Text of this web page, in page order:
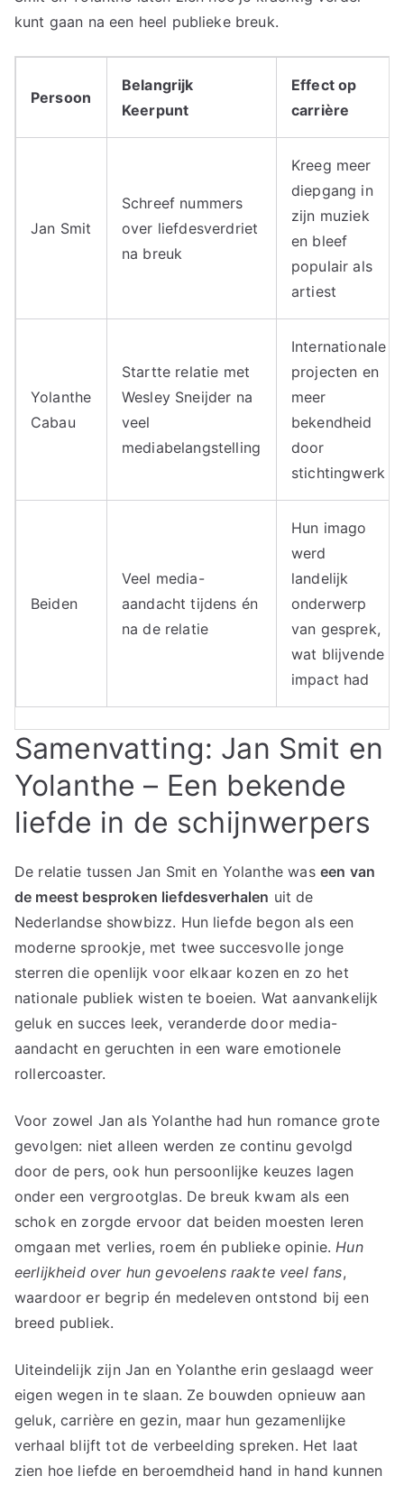
kunt gaan na een heel publieke breuk.
Persoon
Belangrijk
Keerpunt
Effect op
carrière
Jan Smit
Schreef nummers
over liefdesverdriet
na breuk
Kreeg meer
diepgang in
zijn muziek
en bleef
populair als
artiest
Yolanthe
Cabau
Startte relatie met
Wesley Sneijder na
veel
mediabelangstelling
Internationale
projecten en
meer
bekendheid
door
stichtingwerk
Beiden
Veel media-
aandacht tijdens én
na de relatie
Hun imago
werd
landelijk
onderwerp
van gesprek,
wat blijvende
impact had
Samenvatting: Jan Smit en
Yolanthe – Een bekende
liefde in de schijnwerpers
De relatie tussen Jan Smit en Yolanthe was een van
de meest besproken liefdesverhalen uit de
Nederlandse showbizz. Hun liefde begon als een
moderne sprookje, met twee succesvolle jonge
sterren die openlijk voor elkaar kozen en zo het
nationale publiek wisten te boeien. Wat aanvankelijk
geluk en succes leek, veranderde door media-
aandacht en geruchten in een ware emotionele
rollercoaster.
Voor zowel Jan als Yolanthe had hun romance grote
gevolgen: niet alleen werden ze continu gevolgd
door de pers, ook hun persoonlijke keuzes lagen
onder een vergrootglas. De breuk kwam als een
schok en zorgde ervoor dat beiden moesten leren
omgaan met verlies, roem én publieke opinie. Hun
eerlijkheid over hun gevoelens raakte veel fans,
waardoor er begrip én medeleven ontstond bij een
breed publiek.
Uiteindelijk zijn Jan en Yolanthe erin geslaagd weer
eigen wegen in te slaan. Ze bouwden opnieuw aan
geluk, carrière en gezin, maar hun gezamenlijke
verhaal blijft tot de verbeelding spreken. Het laat
zien hoe liefde en beroemdheid hand in hand kunnen